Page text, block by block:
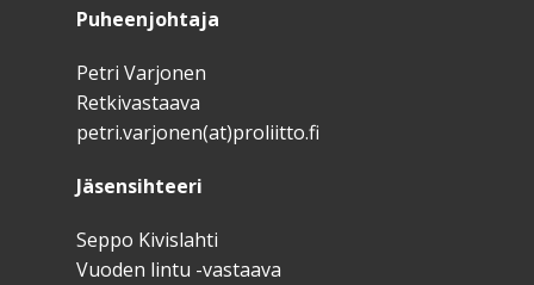
Puheenjohtaja
Petri Varjonen
Retkivastaava
petri.varjonen(at)proliitto.fi
Jäsensihteeri
Seppo Kivislahti
Vuoden lintu -vastaava